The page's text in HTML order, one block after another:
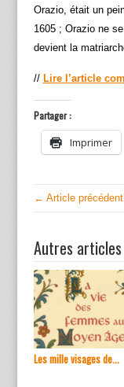
Orazio, était un
1605 ; Orazio ne
devient la
// Lire l’article
Partager :
Imprimer
← Article précédent
Autres articles
Les mille visages de...